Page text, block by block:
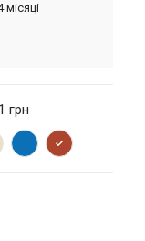
місяці
грн